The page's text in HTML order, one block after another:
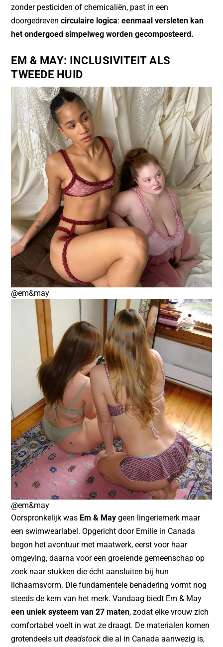
zonder pesticiden of chemicaliën, past in een
doorgedrevencirculaire logica:eenmaal versleten kan
het ondergoed simpelweg worden gecomposteerd.
EM & MAY: INCLUSIVITEIT ALS
TWEEDE HUID
@em&may
@em&may
Oorspronkelijk was Em & May geen lingeriemerk maar
een swimwearlabel. Opgericht door Emilie in Canada
begon het avontuur met maatwerk, eerst voor haar
omgeving, daarna voor een groeiende gemeenschap op
zoek naar stukken die écht aansluiten bij hun
lichaamsvorm. Die fundamentele benadering vormt nog
steeds de kern van het merk. Vandaag biedt Em & May
een uniek systeem van 27 maten, zodat elke vrouw zich
comfortabel voelt in wat ze draagt. De materialen komen
grotendeels uitdeadstock die al in Canada aanwezig is,